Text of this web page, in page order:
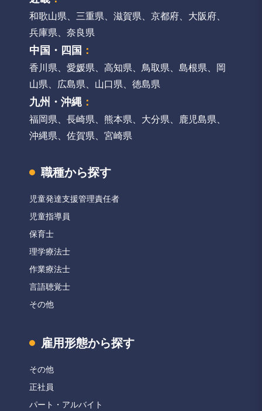
和歌山県 三重県 滋賀県 京都府 大阪府
兵庫県
奈良県
中国・四国 ：
香川県 愛媛県 高知県 鳥取県 島根県
岡
山県
広島県 山口県 徳島県
九州・沖縄 ：
福岡県 長崎県 熊本県 大分県 鹿児島県
沖縄県
佐賀県 宮崎県
職種から探す
児童発達支援管理責任者
児童指導員
保育士
理学療法士
作業療法士
言語聴覚士
その他
雇用形態から探す
その他
正社員
パート・アルバイト